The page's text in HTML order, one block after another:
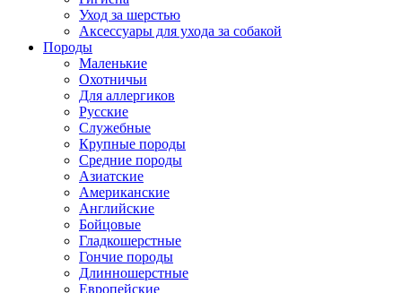
Уход за шерстью
Аксессуары для ухода за собакой
Породы
Маленькие
Охотничьи
Для аллергиков
Русские
Служебные
Крупные породы
Средние породы
Азиатские
Американские
Английские
Бойцовые
Гладкошерстные
Гончие породы
Длинношерстные
Европейские